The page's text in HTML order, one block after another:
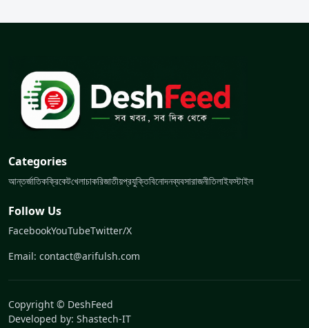
Categories
আন্তর্জাতিকক্রিকেটখেলাচাকরিজাতীয়প্রযুক্তিবিনোদনব্যবসারাজনীতিলাইফস্টাইল
Follow Us
FacebookYouTubeTwitter/X
Email: contact@arifulsh.com
Copyright © DeshFeed
Developed by: Shastech-IT